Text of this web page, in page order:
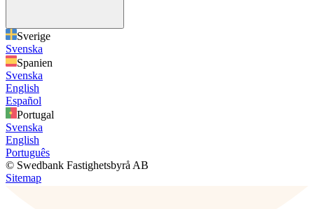
Sverige
Svenska
Spanien
Svenska
English
Español
Portugal
Svenska
English
Português
© Swedbank Fastighetsbyrå AB
Sitemap